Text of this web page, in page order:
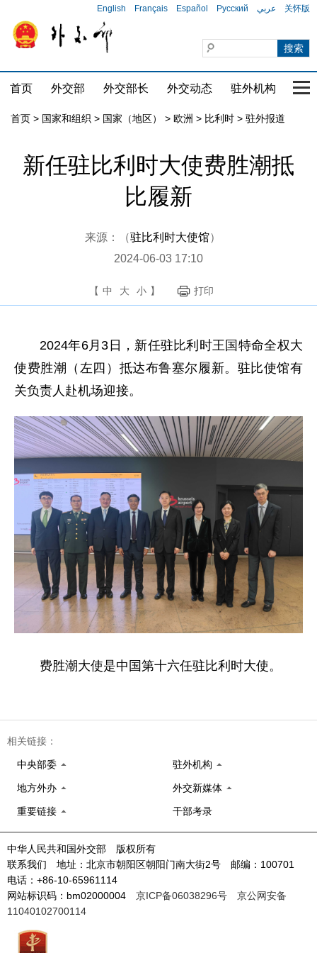
English Français Español Русский عربي 关怀版
首页 外交部 外交部长 外交动态 驻外机构 国
首页 > 国家和组织 > 国家（地区） > 欧洲 > 比利时 > 驻外报道
新任驻比利时大使费胜潮抵
比履新
来源：（驻比利时大使馆）
2024-06-03 17:10
【 中 大 小 】 打印
2024年6月3日，新任驻比利时王国特命全权大
使费胜潮（左四）抵达布鲁塞尔履新。驻比使馆有
关负责人赴机场迎接。
费胜潮大使是中国第十六任驻比利时大使。
相关链接：
中央部委 驻外机构
地方外办 外交新媒体
重要链接 干部考录
中华人民共和国外交部 版权所有
联系我们 地址：北京市朝阳区朝阳门南大街2号 邮编：100701
电话：+86-10-65961114
网站标识码：bm02000004 京ICP备06038296号
京公网安备
11040102700114